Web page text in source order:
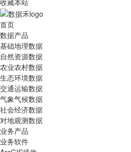
首页
数据产品
基础地理数据
自然资源数据
农业农村数据
生态环境数据
交通运输数据
气象气候数据
社会经济数据
对地观测数据
业务产品
业务软件